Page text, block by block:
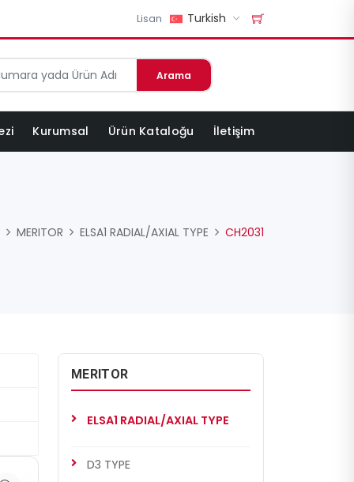
Lisan Turkish
Arama
Kurumsal Ürün Kataloğu İletişim
MERITOR ELSA1 RADIAL/AXIAL TYPE CH2031
MERITOR
ELSA1 RADIAL/AXIAL TYPE
D3 TYPE